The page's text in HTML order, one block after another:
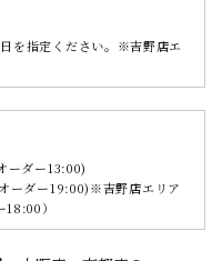
を指定ください。 ※吉野店エ
ーダー13:00)
ーダー19:00)※吉野店エリア
）